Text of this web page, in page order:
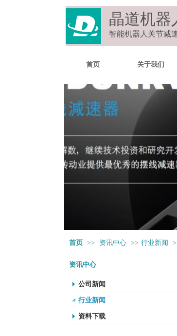
晶道机器
智能机器人关节减
首页 关于我们
首页 >> 资讯中心 >> 行业新闻
资讯中心
公司新闻
行业新闻
资料下载